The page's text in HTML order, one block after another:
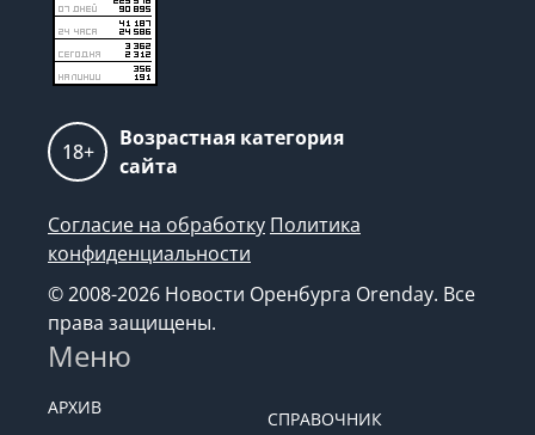
18+
Возрастная категория
сайта
Согласие на обработку Политика
конфиденциальности
© 2008-2026 Новости Оренбурга Orenday. Все
права защищены.
Меню
АРХИВ
СПРАВОЧНИК